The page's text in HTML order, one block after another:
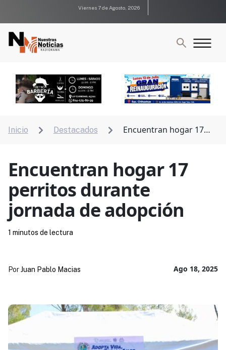
Viernes 7 de Agosto, 2026
Inicio  Destacados 
Encuentran hogar 17
Encuentran hogar 17
perritos durante
jornada de adopción
Ago 18, 2025
PorJuan Pablo Macias
1 minutos de lectura